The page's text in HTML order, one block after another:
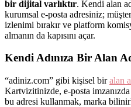
bir dijital varlıktır. Kendi alan
kurumsal e-posta adresiniz;
izlenimi bırakır ve platform
almanın da kapısını açar.
Kendi Adınıza Bir Alan
“adiniz.com” gibi kişisel biralan
Kartvizitinizde, e-posta
bu adresi kullanmak, marka